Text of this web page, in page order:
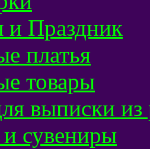
и Праздник
платья
товары
выписки из
сувениры